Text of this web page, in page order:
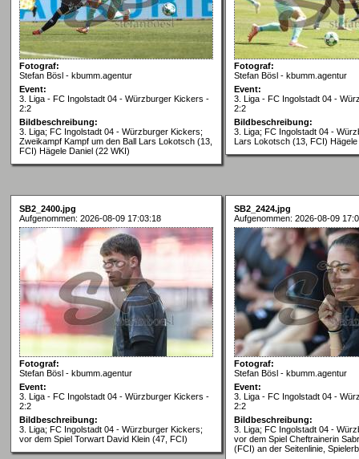
Fotograf:
Stefan Bösl - kbumm.agentur
Event:
3. Liga - FC Ingolstadt 04 - Würzburger Kickers -
2:2
Bildbeschreibung:
3. Liga; FC Ingolstadt 04 - Würzburger Kickers;
Zweikampf Kampf um den Ball Lars Lokotsch (13,
FCI) Hägele Daniel (22 WKI)
Fotograf:
Stefan Bösl - kbumm.agentur
Event:
3. Liga - FC Ingolstadt 04 -
2:2
Bildbeschreibung:
3. Liga; FC Ingolstadt 04 -
Lars Lokotsch (13, FCI) Hägele
SB2_2400.jpg
Aufgenommen: 2026-08-09 17:03:18
Fotograf:
Stefan Bösl - kbumm.agentur
Event:
3. Liga - FC Ingolstadt 04 - Würzburger Kickers -
2:2
Bildbeschreibung:
3. Liga; FC Ingolstadt 04 - Würzburger Kickers;
vor dem Spiel Torwart David Klein (47, FCI)
SB2_2424.jpg
Aufgenommen: 2026-08-09
Fotograf:
Stefan Bösl - kbumm.agentur
Event:
3. Liga - FC Ingolstadt 04 -
2:2
Bildbeschreibung:
3. Liga; FC Ingolstadt 04 -
vor dem Spiel Cheftrainerin
(FCI) an der Seitenlinie,